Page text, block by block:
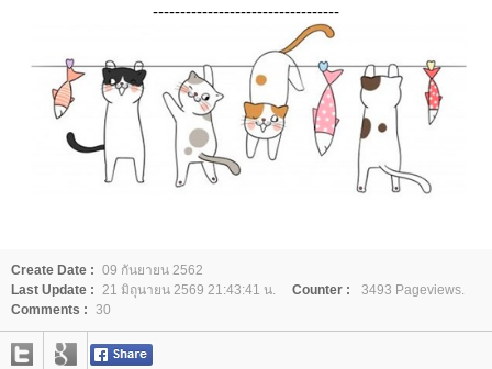
----------------------------------
Create Date : 09 กันยายน 2562
Last Update :
21 มิถุนายน 2569 21:43:41 น. Counter :
3493 Pageviews.
Comments : 30